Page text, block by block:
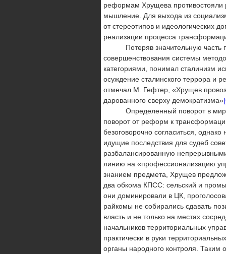
реформам Хрущева противостояли
мышление. Для выхода из
от стереотипов и идеологических
реализации процесса
Потеряв значительную часть
совершенствования системы
категориями, понимал сталинизм
осуждение ста­линского террора и
отмечал М. Гефтер, «Хрущев
дарованного сверху демократизма»
Определенный поворот в
поворот от реформ к
безоговорочно согласиться,
идущие по­следствия для судеб
разбалансированную
линию на «профессионализацию
знанием предмета, Хрущев
два обкома КПСС: сельский и
они доминировали в ЦК,
райкомы не собира­лись сдавать
власть и не только на местах
начальников территориальных
практически в руки
органы народного контроля. Таким